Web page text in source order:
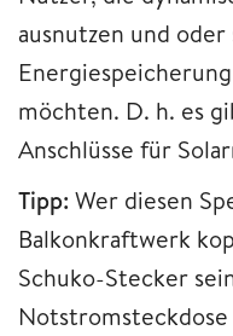
ausnutzen und
möchten. D. h. es
Anschlüsse für
Tipp: Wer diesen
Balkonkraftwerk
Schuko-Stecker